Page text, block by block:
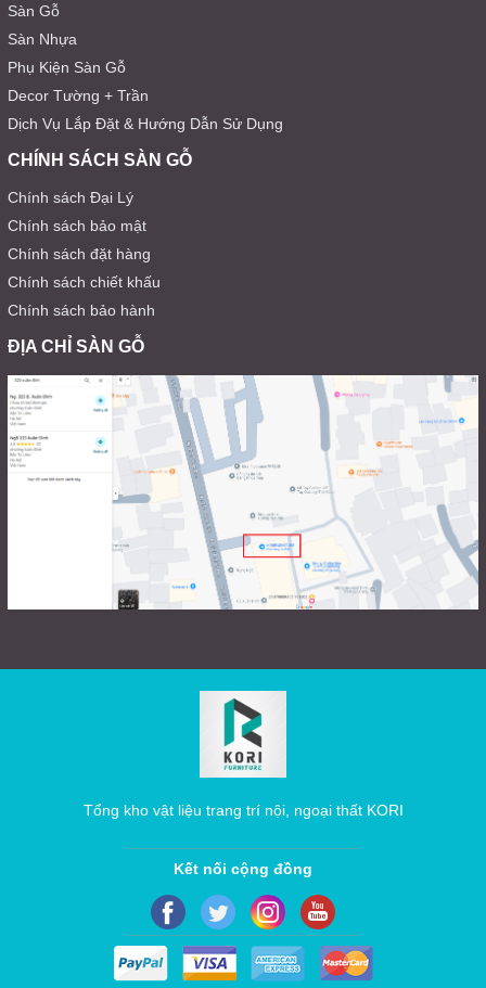
Sàn Gỗ
Sàn Nhựa
Phụ Kiện Sàn Gỗ
Decor Tường + Trần
Dịch Vụ Lắp Đặt & Hướng Dẫn Sử Dụng
CHÍNH SÁCH SÀN GỖ
Chính sách Đại Lý
Chính sách bảo mật
Chính sách đặt hàng
Chính sách chiết khấu
Chính sách bảo hành
ĐỊA CHỈ SÀN GỖ
Tổng kho vật liệu trang trí nội, ngoại thất KORI
Kết nối cộng đồng